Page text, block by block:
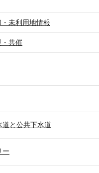
未利用地情報
共催
道と公共下水道
ー